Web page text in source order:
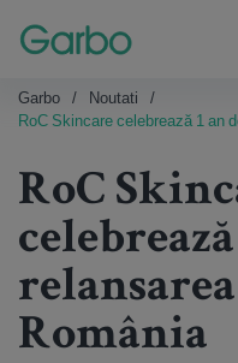
Garbo
Noutati
RoC Skincare celebrează 1 an
RoC
România